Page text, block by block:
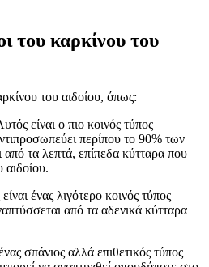
του καρκίνου του
του αιδοίου, όπως:
είναι ο πιο κοινός τύπος
περίπου το 90% των
τα λεπτά, επίπεδα κύτταρα που
αιδοίου.
ένας λιγότερο κοινός τύπος
από τα αδενικά κύτταρα
σπάνιος αλλά επιθετικός τύπος